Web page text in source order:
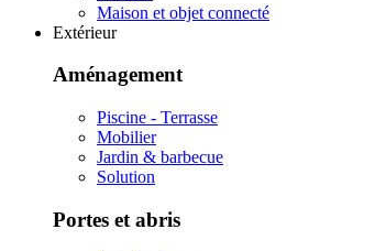
Maison et objet connecté
Extérieur
Aménagement
Piscine - Terrasse
Mobilier
Jardin & barbecue
Solution
Portes et abris